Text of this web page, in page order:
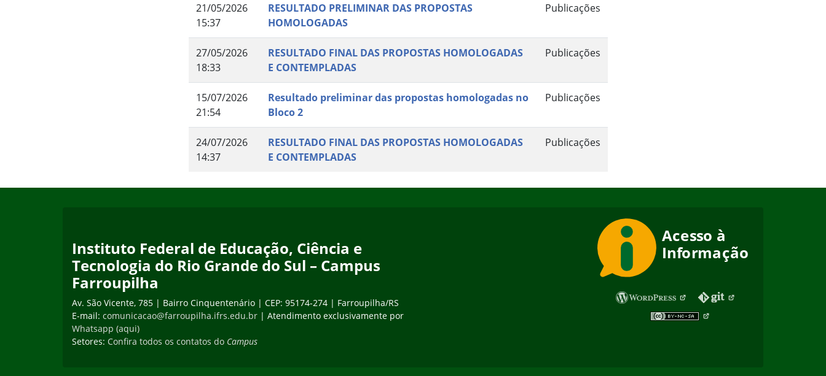
21/05/2026
15:37
RESULTADO PRELIMINAR DAS PROPOSTAS
HOMOLOGADAS
Publicações
27/05/2026
18:33
RESULTADO FINAL DAS PROPOSTAS HOMOLOGADAS
E CONTEMPLADAS
Publicações
15/07/2026
21:54
Resultado preliminar das propostas homologadas no
Bloco 2
Publicações
24/07/2026
14:37
RESULTADO FINAL DAS PROPOSTAS HOMOLOGADAS
E CONTEMPLADAS
Publicações
Instituto Federal de Educação, Ciência e
Tecnologia do Rio Grande do Sul – Campus
Farroupilha
Av. São Vicente, 785 | Bairro Cinquentenário | CEP: 95174-274 | Farroupilha/RS
E-mail: comunicacao@farroupilha.ifrs.edu.br | Atendimento exclusivamente por
Whatsapp (aqui)
Setores: Confira todos os contatos do Campus